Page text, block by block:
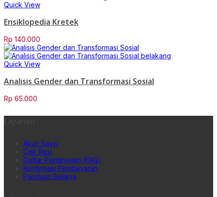
Quick View
Ensiklopedia Kretek
Rp 140.000
Quick View
Analisis Gender dan Transformasi Sosial
Rp 65.000
Akun Saya
Cek Resi
Daftar Pertanyaan (FAQ)
Konfirmasi Pembayaran
Panduan Belanja